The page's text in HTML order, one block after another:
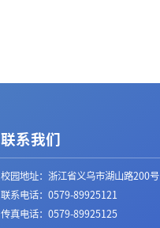
联系我们
校园地址：浙江省义乌市湖山路200号
联系电话：0579-89925121
传真电话：0579-89925125